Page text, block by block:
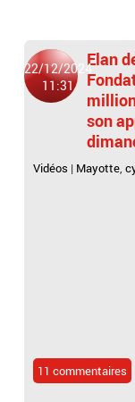
22/12/2024
11:31
Elan
son
Vidéos | Mayotte,
11 commentaires